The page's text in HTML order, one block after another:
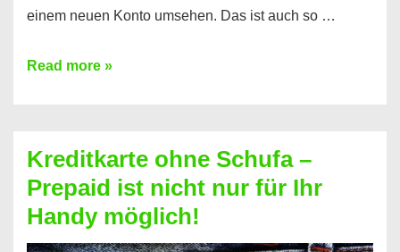
einem neuen Konto umsehen. Das ist auch so …
Konto
Neueröffnung
trotz
Schufaeintrag
möglich
Read more »
Kreditkarte ohne Schufa –
Prepaid ist nicht nur für Ihr
Handy möglich!